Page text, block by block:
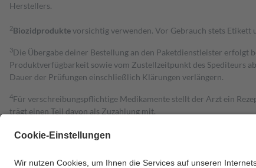
Herstellers.
2Biozidproduktevorsichtig verwenden. Vor Gebrauch stets
3Die Übergabe deiner Bestellung an den Paketdienstleister erfolgt
Produktverfügbarkeit sowie vom Zustellzeitpunkt des Spediteurs
Dauer der Prüfungen einschließlich Klärungen verlängern.
4Für verschreibungspflichtige Medikamente stellt der Arzt ein
trägt einen Teil davon als Zuzahlung mit.
zu entrichten.
Bei Heilmitteln und häuslicher Krankenpflege beträgt die